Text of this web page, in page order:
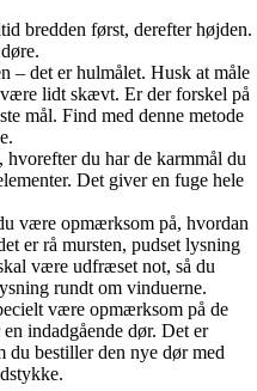
bredden først, derefter højden.
– det er hulmålet. Husk at måle
lidt skævt. Er der forskel på
mål. Find med denne metode
du har de karmmål du
Det giver en fuge hele
være opmærksom på, hvordan
er rå mursten, pudset lysning
være udfræset not, så du
rundt om vinduerne.
være opmærksom på de
indadgående dør. Det er
du bestiller den nye dør med